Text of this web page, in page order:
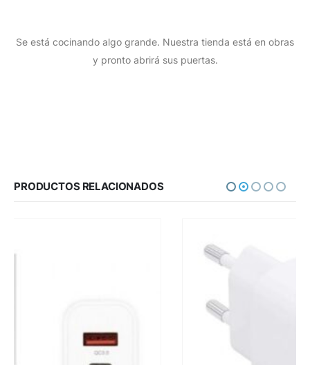
Se está cocinando algo grande. Nuestra tienda está en obras
y pronto abrirá sus puertas.
PRODUCTOS RELACIONADOS